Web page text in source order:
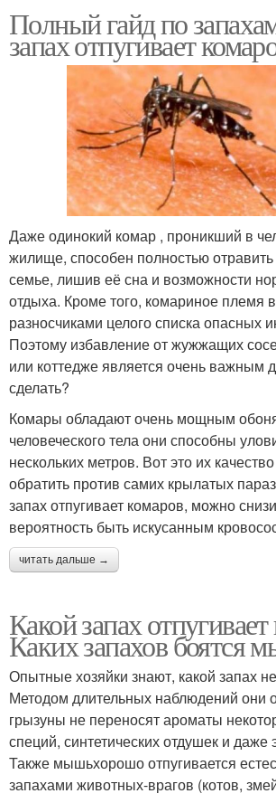
Полный гайд по
запах отпугивает
Даже одинокий комар , проникший в
жилище, способен полностью
семье, лишив её сна и возможности
отдыха. Кроме того, комариное племя
разносчиками целого списка опасных
Поэтому избавление от жужжащих
или коттедже является очень важным
сделать?
Комары обладают очень мощным
человеческого тела они способны
нескольких метров. Вот это их
обратить против самих крылатых
запах отпугивает комаров, можно
вероятность быть искусанным
читать дальше →
Какой запах
Каких запахов боятся
Опытные хозяйки знают, какой запах
Методом длительных наблюдений они
грызуны не переносят ароматы
специй, синтетических отдушек и
Также мышьхорошо отпугивается
запахами животных-врагов (котов,